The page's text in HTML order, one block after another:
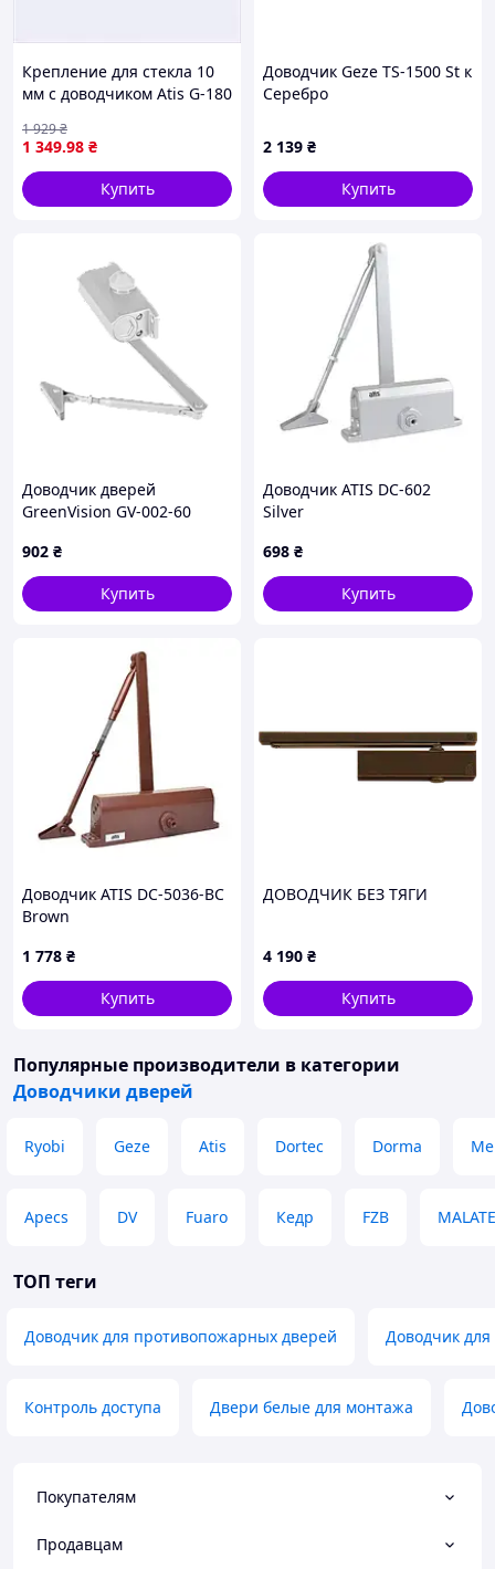
Крепление для стекла 10
мм с доводчиком Atis G-180
1 349.98 ₴
1 929₴
Купить
Доводчик Geze TS-1500 St к
Серебро
2 139 ₴
Купить
Доводчик дверей
GreenVision GV-002-60
902 ₴
Купить
Доводчик ATIS DC-602
Silver
698 ₴
Купить
Доводчик ATIS DC-5036-BC
Brown
1 778 ₴
Купить
ДОВОДЧИК БЕЗ ТЯГИ
4 190 ₴
Купить
Популярные производители в категории
Доводчики дверей
Ryobi Geze Atis Dortec Dorma
Apecs DV Fuaro Кедр FZB
ТОП теги
Доводчик для противопожарных дверей Доводчик
Контроль доступа Двери белые для монтажа
Покупателям
Продавцам